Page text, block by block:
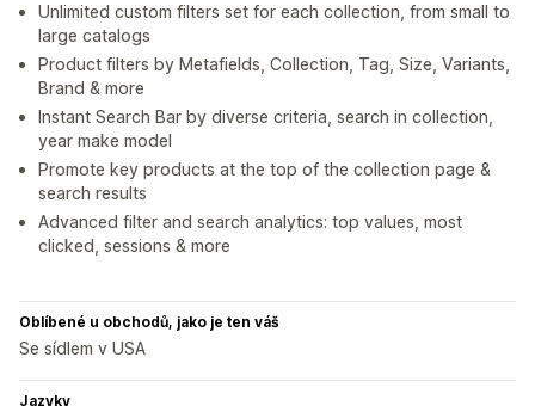
Unlimited custom filters set for each collection, from small to
large catalogs
Product filters by Metafields, Collection, Tag, Size, Variants,
Brand & more
Instant Search Bar by diverse criteria, search in collection,
year make model
Promote key products at the top of the collection page &
search results
Advanced filter and search analytics: top values, most
clicked, sessions & more
Oblíbené u obchodů, jako je ten váš
Se sídlem v USA
Jazyky